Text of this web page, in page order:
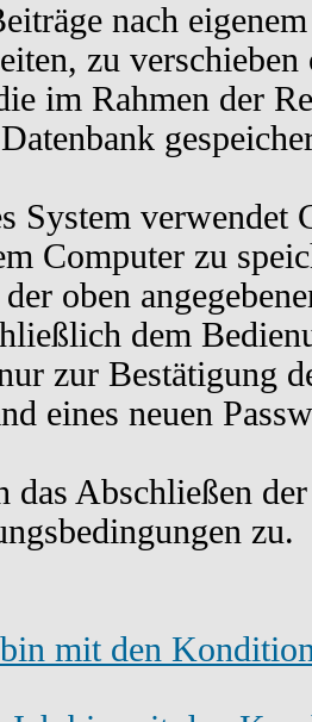
nach
zu
im Rahmen der
System verwendet
Computer zu
oben
dem
zur Bestätigung
eines neuen
das Abschließen
zu.
mit den